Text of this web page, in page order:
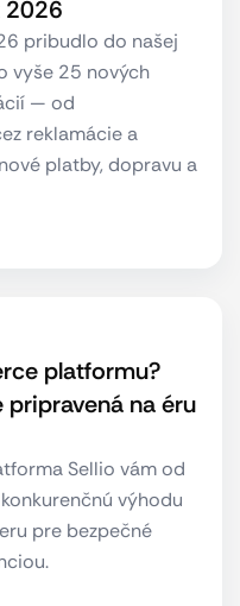
2026
pribudlo do našej
vyše 25 nových
— od
reklamácie a
platby, dopravu a
platformu?
na éru
Sellio vám od
výhodu
pre bezpečné